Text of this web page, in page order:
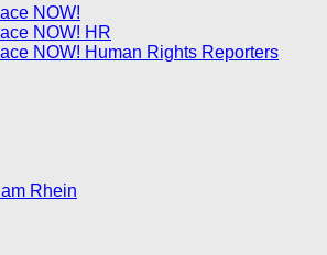
NOW!
NOW! HR
NOW! Human Rights Reporters
Rhein